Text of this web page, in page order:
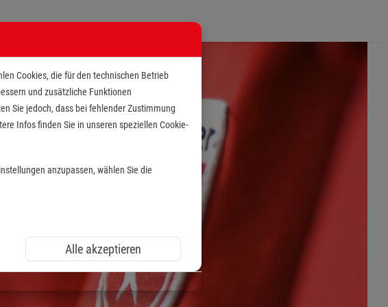
Cookies, die für den technischen Betrieb
und zusätzliche Funktionen
Sie jedoch, dass bei fehlender Zustimmung
Infos finden Sie in unseren speziellen Cookie-
anzupassen, wählen Sie die
Alle akzeptieren